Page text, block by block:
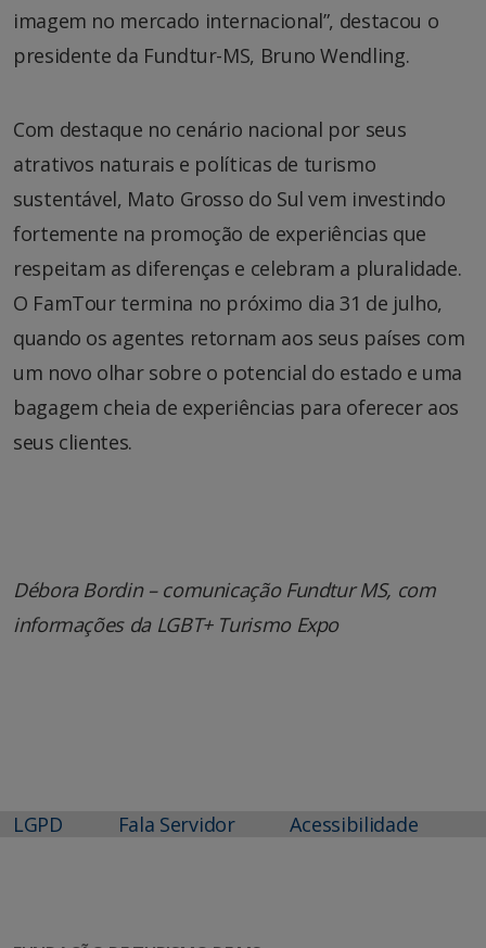
imagem no mercado internacional”, destacou o
presidente da Fundtur-MS, Bruno Wendling.
Com destaque no cenário nacional por seus
atrativos naturais e políticas de turismo
sustentável, Mato Grosso do Sul vem investindo
fortemente na promoção de experiências que
respeitam as diferenças e celebram a pluralidade.
O FamTour termina no próximo dia 31 de julho,
quando os agentes retornam aos seus países com
um novo olhar sobre o potencial do estado e uma
bagagem cheia de experiências para oferecer aos
seus clientes.
Débora Bordin – comunicação Fundtur MS, com
informações da LGBT+ Turismo Expo
LGPD Fala Servidor Acessibilidade